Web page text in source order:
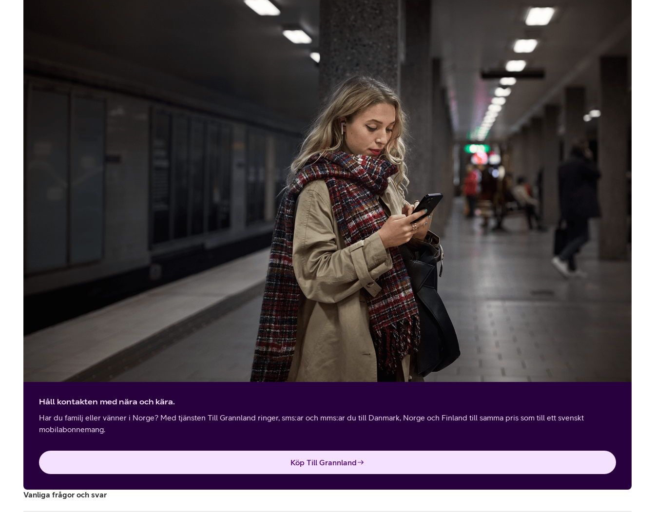
Håll kontakten med nära och kära.
Har du familj eller vänner i Norge? Med tjänsten Till Grannland ringer, sms:ar och mms:ar du till Danmark, Norge och Finland till samma pris som till ett svenskt
mobilabonnemang.
Köp Till Grannland
Vanliga frågor och svar